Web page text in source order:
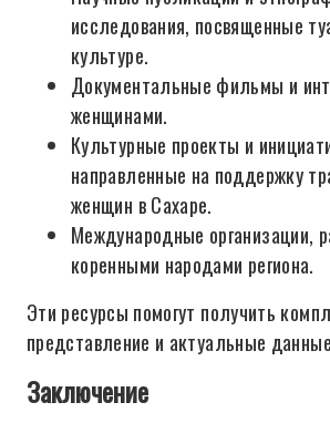
исследования, посвященные
культуре.
Документальные фильмы и
женщинами.
Культурные проекты и
направленные на поддержку
женщин в Сахаре.
Международные организации,
коренными народами региона.
Эти ресурсы помогут получить
представление и актуальные
Заключение